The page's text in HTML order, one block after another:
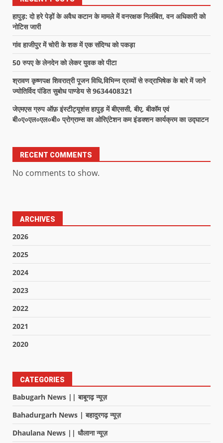
हापुड़: दो हरे पेड़ों के अवैध कटान के मामले में वनरक्षक निलंबित, वन अधिकारी को
नोटिस जारी
गांव हाजीपुर में चोरी के शक में एक संदिग्ध को पकड़ा
50 रुपए के लेनदेन को लेकर युवक को पीटा
श्रावण कृष्णपक्ष शिवरात्री पूजन विधि,विभिन्न द्रव्यों से रुद्राभिषेक के बारे में जाने
ज्योतिर्विद पंडित सुबोध पाण्डेय से 9634408321
जेएमएस ग्रुप ऑफ़ इंस्टीट्यूशंस हापुड़ में बीएससी, बीए, बीकॉम एवं
बी०ए०एल०एल०बी० प्रोग्राम्स का ओरिएंटेशन कम इंडक्शन कार्यक्रम का उद्घाटन
RECENT COMMENTS
No comments to show.
ARCHIVES
2026
2025
2024
2023
2022
2021
2020
CATEGORIES
Babugarh News || बाबूगढ़ न्यूज़
Bahadurgarh News | बहादुरगढ़ न्यूज़
Dhaulana News || धौलाना न्यूज़